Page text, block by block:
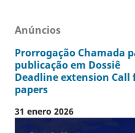
Anúncios
Prorrogação Chamada
publicação em Dossiê
Deadline extension Call
papers
31 enero 2026